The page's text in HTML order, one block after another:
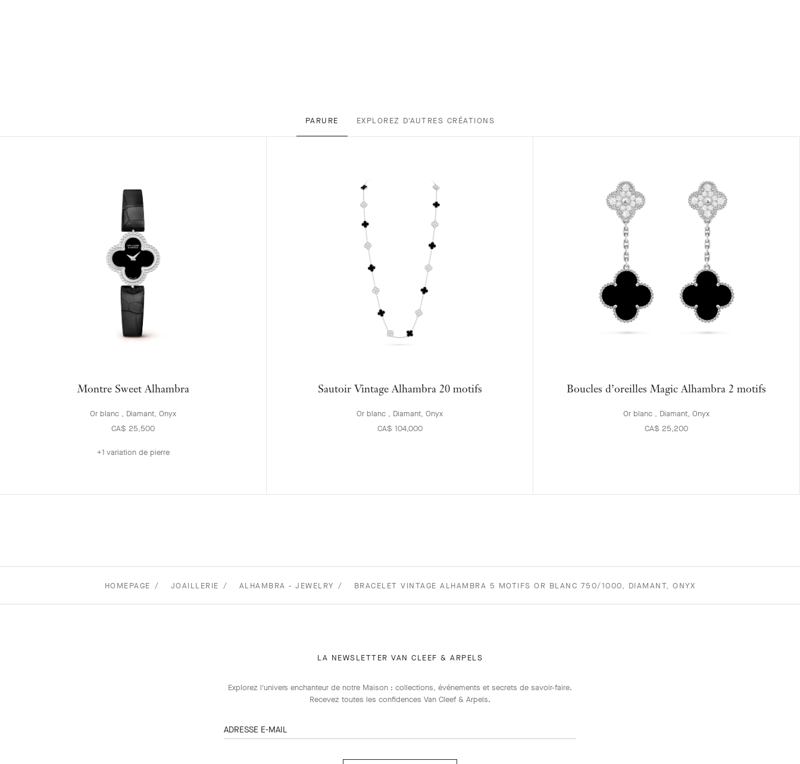
PARURE EXPLOREZ D'AUTRES CRÉATIONS
Montre Sweet Alhambra
Or blanc , Diamant, Onyx
CA$ 25,500
+1 variation de pierre
Sautoir Vintage Alhambra 20 motifs
Or blanc , Diamant, Onyx
CA$ 104,000
Boucles d’oreilles Magic Alhambra 2 motifs
Or blanc , Diamant, Onyx
CA$ 25,200
HOMEPAGE JOAILLERIE ALHAMBRA - JEWELRY BRACELET VINTAGE ALHAMBRA 5 MOTIFS OR BLANC 750/1000, DIAMANT, ONYX
LA NEWSLETTER VAN CLEEF & ARPELS
Explorez l'univers enchanteur de notre Maison : collections, événements et secrets de savoir-faire.
Recevez toutes les confidences Van Cleef & Arpels​.
ADRESSE E-MAIL
vous